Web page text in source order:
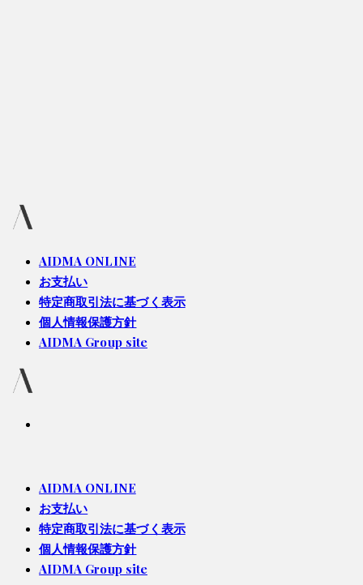
AIDMA ONLINE
お支払い
特定商取引法に基づく表示
個人情報保護方針
AIDMA Group site
AIDMA ONLINE
お支払い
特定商取引法に基づく表示
個人情報保護方針
AIDMA Group site